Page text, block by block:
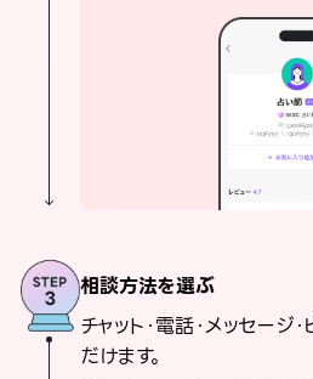
相談方法を選ぶ
チャット・電話・メッセー
だけます。